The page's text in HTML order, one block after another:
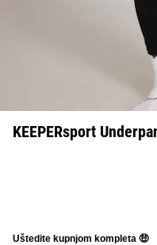
KEEPERsport
Uštedite kupnjom kompleta 🤑